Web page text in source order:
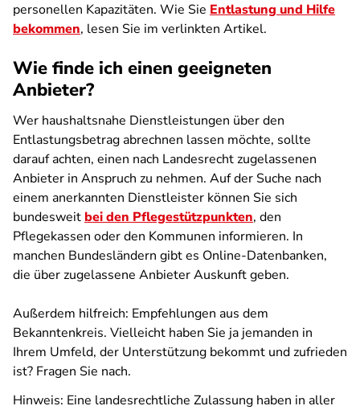
personellen Kapazitäten. Wie Sie Entlastung und Hilfe
bekommen, lesen Sie im verlinkten Artikel.
Wie finde ich einen geeigneten
Anbieter?
Wer haushaltsnahe Dienstleistungen über den
Entlastungsbetrag abrechnen lassen möchte, sollte
darauf achten, einen nach Landesrecht zugelassenen
Anbieter in Anspruch zu nehmen. Auf der Suche nach
einem anerkannten Dienstleister können Sie sich
bundesweit bei den Pflegestützpunkten, den
Pflegekassen oder den Kommunen informieren. In
manchen Bundesländern gibt es Online-Datenbanken,
die über zugelassene Anbieter Auskunft geben.
Außerdem hilfreich: Empfehlungen aus dem
Bekanntenkreis. Vielleicht haben Sie ja jemanden in
Ihrem Umfeld, der Unterstützung bekommt und zufrieden
ist? Fragen Sie nach.
Hinweis: Eine landesrechtliche Zulassung haben in aller